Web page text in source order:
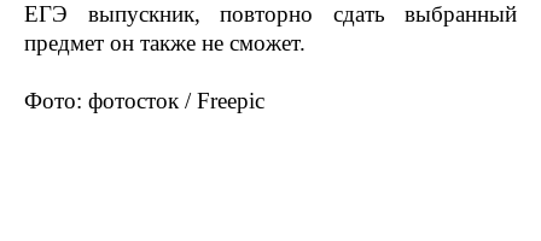
ЕГЭ выпускник, повторно сдать выбранный
предмет он также не сможет.
Фото: фотосток / Freepic